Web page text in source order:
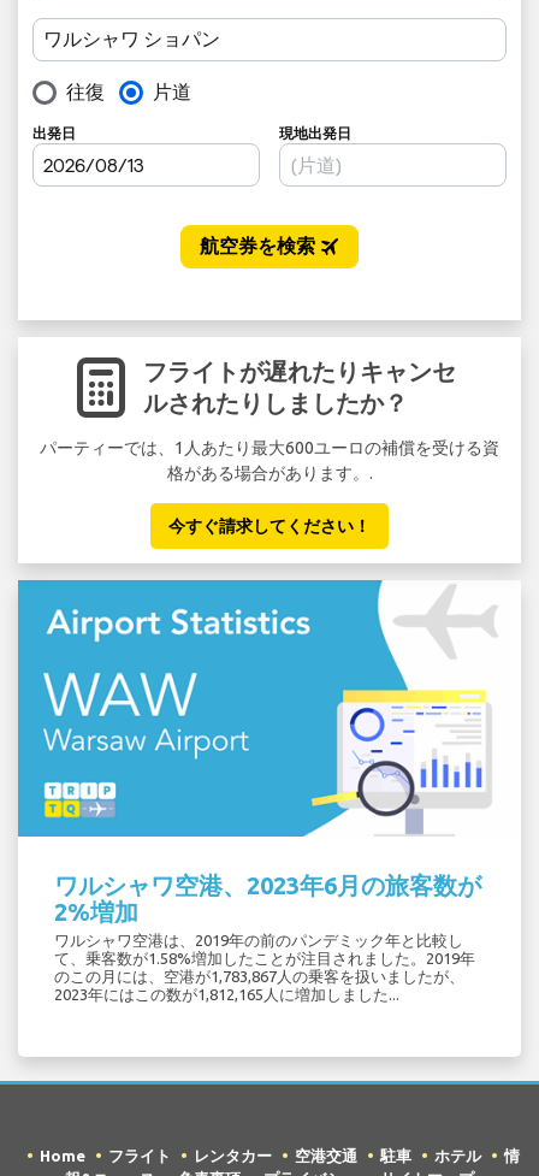
フライトが遅れたりキャンセ
ルされたりしましたか？
パーティーでは、1人あたり最大600ユーロの補償を受ける資
格がある場合があります。.
今すぐ請求してください！
ワルシャワ空港、2023年6月の旅客数が
2%増加
ワルシャワ空港は、2019年の前のパンデミック年と比較し
て、乗客数が1.58%増加したことが注目されました。2019年
のこの月には、空港が1,783,867人の乗客を扱いましたが、
2023年にはこの数が1,812,165人に増加しました...
Home フライト レンタカー 空港交通 駐車 ホテル
情